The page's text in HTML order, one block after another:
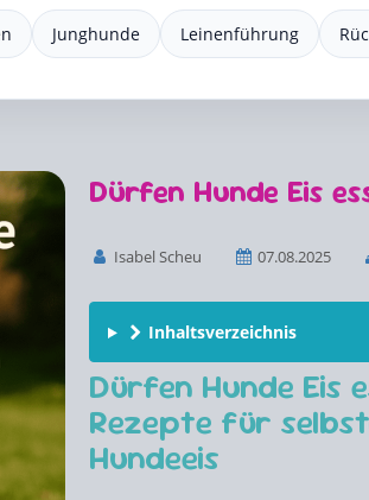
Junghunde Leinenführung
Dürfen Hunde Eis
Isabel Scheu 07.08.2025
Inhaltsverzeichnis
Dürfen Hunde Eis
Rezepte für
Hundeeis